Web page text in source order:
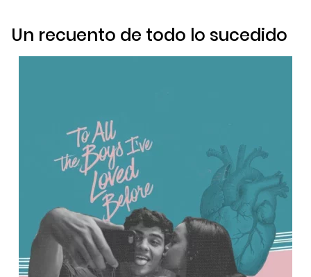
Un recuento de todo lo sucedido